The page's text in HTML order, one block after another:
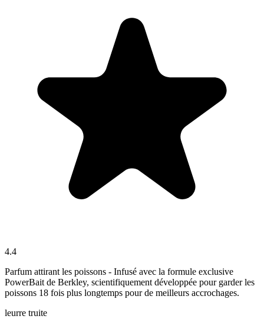
4.4
Parfum attirant les poissons - Infusé avec la formule exclusive
PowerBait de Berkley, scientifiquement développée pour garder les
poissons 18 fois plus longtemps pour de meilleurs accrochages.
leurre truite